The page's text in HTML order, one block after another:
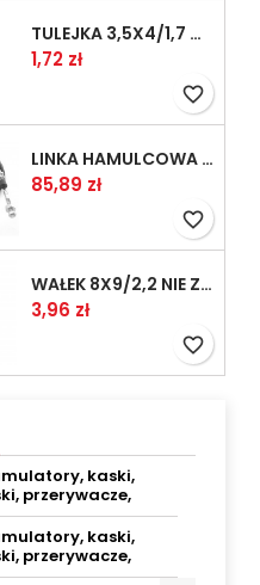
TULEJKA 3,5X4/1,7 GAZÓW -OCYNK
Cena
1,72 zł
favorite_border
LINKA HAMULCOWA PRZYCZEPY KNOTT 1040/830 33921-1.07S
Cena
85,89 zł
favorite_border
WAŁEK 8X9/2,2 NIE ZAMAWIAĆ
Cena
3,96 zł
favorite_border
kaski,
przerywacze,
kaski,
przerywacze,